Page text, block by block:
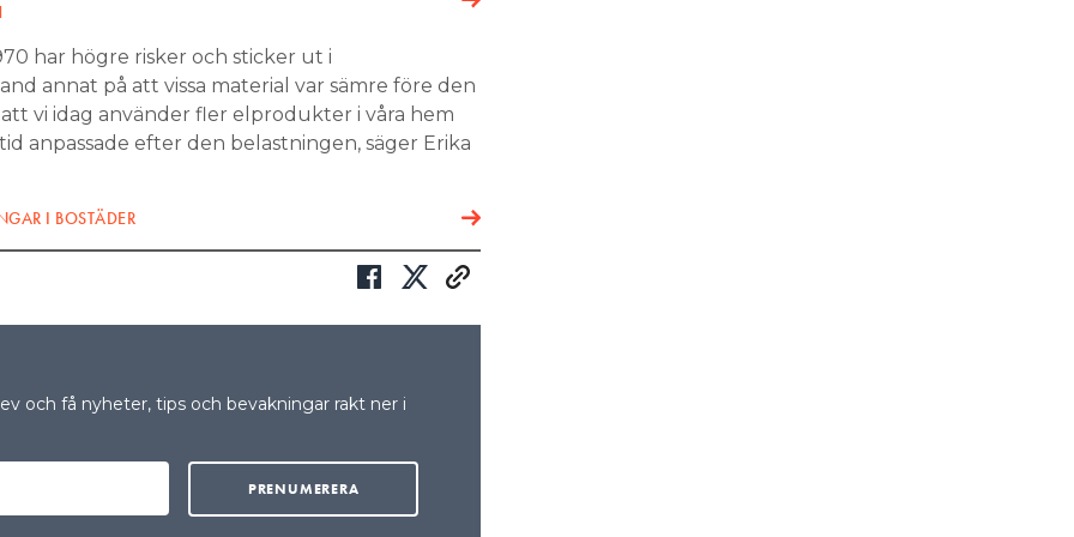
har högre risker och sticker ut i
annat på att vissa material var sämre före den
vi idag använder fler elprodukter i våra hem
anpassade efter den belastningen, säger Erika
I BOSTÄDER
och få nyheter, tips och bevakningar rakt ner i